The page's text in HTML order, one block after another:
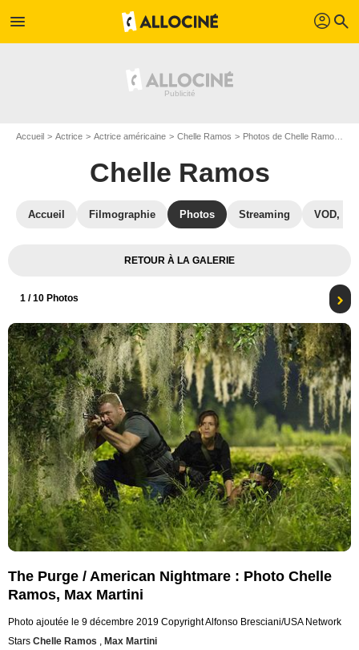
menu profil search
Accueil Actrice Actrice américaine Chelle Ramos Photos de Chelle Ramos
Chelle Ramos
Accueil Filmographie Photos Streaming VOD,
RETOUR À LA GALERIE
1 / 10 Photos
The Purge / American Nightmare : Photo Chelle
Ramos, Max Martini
Photo ajoutée le 9 décembre 2019 Copyright Alfonso Bresciani/USA Network
Stars Chelle Ramos , Max Martini